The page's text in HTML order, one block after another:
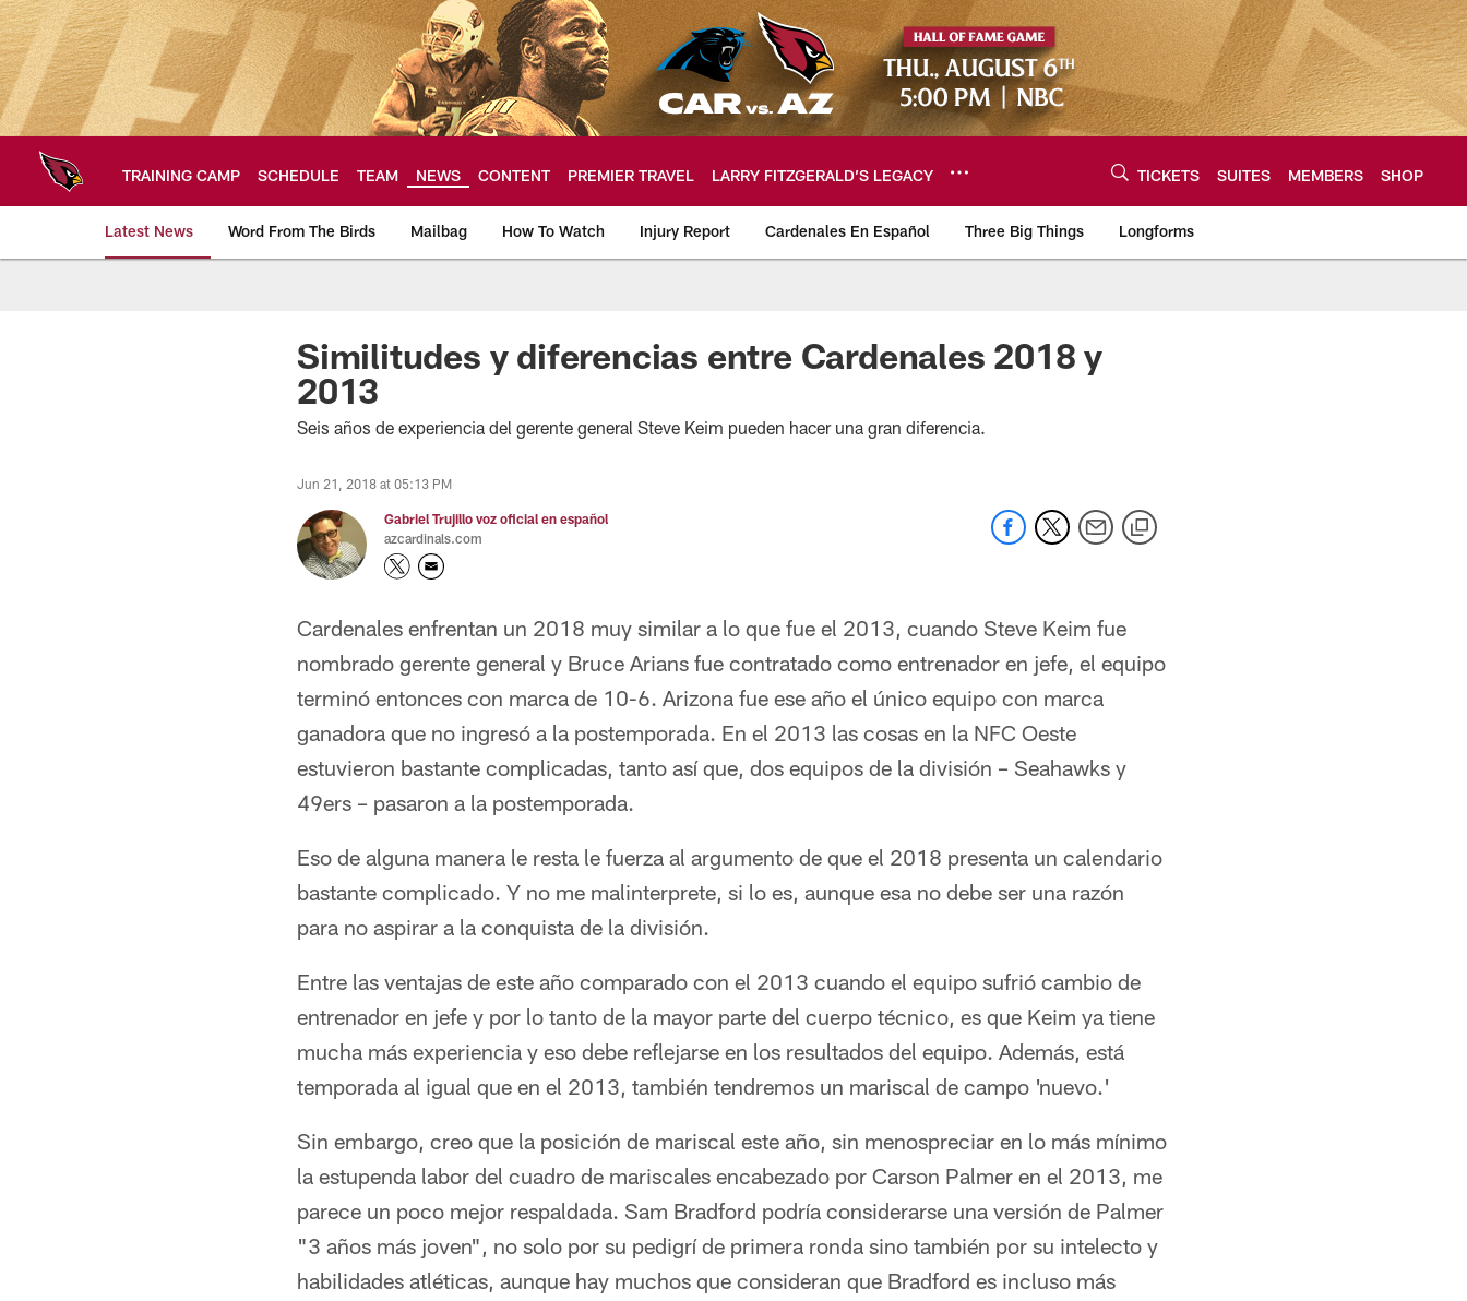
Skip
to
main
content
TRAINING CAMP SCHEDULE TEAM NEWS CONTENT PREMIER TRAVEL LARRY FITZGERALD’S LEGACY TICKETS SUITES MEMBERS SHOP
Latest News Word From The Birds Mailbag How To Watch Injury Report Cardenales En Español Three Big Things Longforms
Arizona Cardinals Home: The official source of the latest
Similitudes y diferencias entre Cardenales 2018 y
2013
Seis años de experiencia del gerente general Steve Keim pueden hacer una gran diferencia.
Jun 21, 2018 at 05:13 PM
Gabriel Trujillo voz oficial en español
azcardinals.com
Cardenales enfrentan un 2018 muy similar a lo que fue el 2013, cuando Steve Keim fue
nombrado gerente general y Bruce Arians fue contratado como entrenador en jefe, el equipo
terminó entonces con marca de 10-6. Arizona fue ese año el único equipo con marca
ganadora que no ingresó a la postemporada. En el 2013 las cosas en la NFC Oeste
estuvieron bastante complicadas, tanto así que, dos equipos de la división – Seahawks y
49ers – pasaron a la postemporada.
Eso de alguna manera le resta le fuerza al argumento de que el 2018 presenta un calendario
bastante complicado. Y no me malinterprete, si lo es, aunque esa no debe ser una razón
para no aspirar a la conquista de la división.
Entre las ventajas de este año comparado con el 2013 cuando el equipo sufrió cambio de
entrenador en jefe y por lo tanto de la mayor parte del cuerpo técnico, es que Keim ya tiene
mucha más experiencia y eso debe reflejarse en los resultados del equipo. Además, está
temporada al igual que en el 2013, también tendremos un mariscal de campo 'nuevo.'
Sin embargo, creo que la posición de mariscal este año, sin menospreciar en lo más mínimo
la estupenda labor del cuadro de mariscales encabezado por Carson Palmer en el 2013, me
parece un poco mejor respaldada. Sam Bradford podría considerarse una versión de Palmer
"3 años más joven", no solo por su pedigrí de primera ronda sino también por su intelecto y
habilidades atléticas, aunque hay muchos que consideran que Bradford es incluso más